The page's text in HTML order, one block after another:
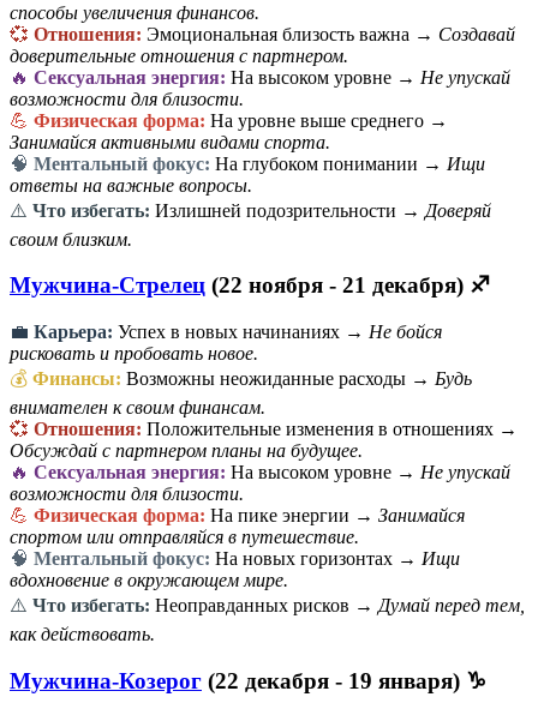
способы увеличения финансов.
💞 Отношения: Эмоциональная близость важна → Создавай
доверительные отношения с партнером.
🔥 Сексуальная энергия: На высоком уровне → Не упускай
возможности для близости.
💪 Физическая форма: На уровне выше среднего →
Занимайся активными видами спорта.
🧠 Ментальный фокус: На глубоком понимании → Ищи
ответы на важные вопросы.
⚠️ Что избегать: Излишней подозрительности → Доверяй
своим близким.
Мужчина-Стрелец (22 ноября - 21 декабря) ♐
💼 Карьера: Успех в новых начинаниях → Не бойся
рисковать и пробовать новое.
💰 Финансы: Возможны неожиданные расходы → Будь
внимателен к своим финансам.
💞 Отношения: Положительные изменения в отношениях →
Обсуждай с партнером планы на будущее.
🔥 Сексуальная энергия: На высоком уровне → Не упускай
возможности для близости.
💪 Физическая форма: На пике энергии → Занимайся
спортом или отправляйся в путешествие.
🧠 Ментальный фокус: На новых горизонтах → Ищи
вдохновение в окружающем мире.
⚠️ Что избегать: Неоправданных рисков → Думай перед тем,
как действовать.
Мужчина-Козерог (22 декабря - 19 января) ♑